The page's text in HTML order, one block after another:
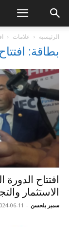
الرئيسية علامات
بطاقة:
الاستثمار
سمير بلحسن -
06-11